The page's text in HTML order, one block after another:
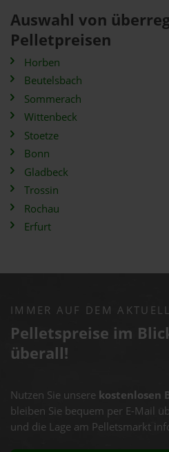
Auswahl von
Pelletpreisen
Horben
Beutelsbach
Sommerach
Wittenbeck
Stoetze
Bonn
Gladbeck
Trossin
Rochau
Erfurt
IMMER AUF DEM
Pelletspreise im
überall!
Nutzen Sie unsere kostenlosen
bleiben Sie bequem per E-Mail
und die Lage am Pelletsmarkt